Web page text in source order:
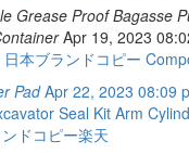
Grease Proof Bagasse
Apr 19, 2023
日本ブランドコピー
Pad Apr 22, 2023 08:09
Seal Kit Arm
ドコピー楽天